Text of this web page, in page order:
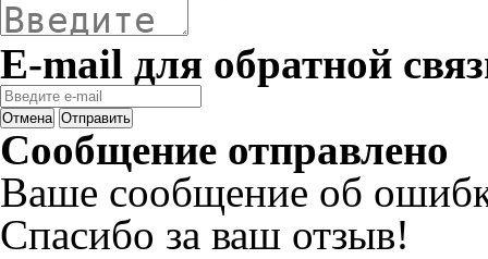
E-mail для обратной
Отмена Отправить
Сообщение отправлено
Ваше сообщение об
Спасибо за ваш отзыв!